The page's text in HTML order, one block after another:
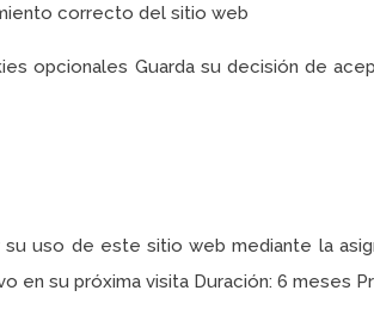
correcto del sitio web
opcionales Guarda su decisión de
uso de este sitio web mediante la
en su próxima visita Duración: 6 meses